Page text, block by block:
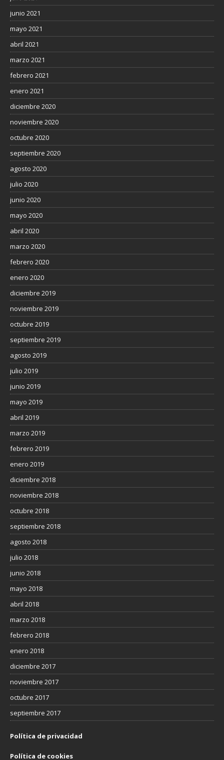
junio 2021
mayo 2021
abril 2021
marzo 2021
febrero 2021
enero 2021
diciembre 2020
noviembre 2020
octubre 2020
septiembre 2020
agosto 2020
julio 2020
junio 2020
mayo 2020
abril 2020
marzo 2020
febrero 2020
enero 2020
diciembre 2019
noviembre 2019
octubre 2019
septiembre 2019
agosto 2019
julio 2019
junio 2019
mayo 2019
abril 2019
marzo 2019
febrero 2019
enero 2019
diciembre 2018
noviembre 2018
octubre 2018
septiembre 2018
agosto 2018
julio 2018
junio 2018
mayo 2018
abril 2018
marzo 2018
febrero 2018
enero 2018
diciembre 2017
noviembre 2017
octubre 2017
septiembre 2017
Política de privacidad
Política de cookies